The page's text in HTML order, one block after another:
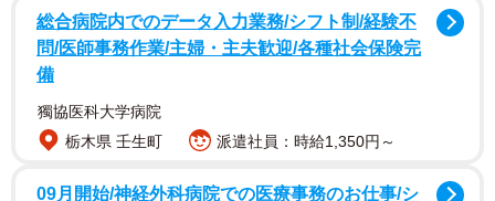
ユーザーからは「まじでセクハラだし権利侵害だよな」
「ハイレグみたいな加工はほんと気持ち悪いと思ってた」
「純粋なファンは純粋に梨花さんを応援し続けます」とい
総合病院内でのデータ入力業務/シフト制/経験不
問/医師事務作業/主婦・主夫歓迎/各種社会保険完
備
獨協医科大学病院
栃木県 壬生町
派遣社員：時給1,350円～
09月開始/神経外科病院での医療事務のお仕事/シ